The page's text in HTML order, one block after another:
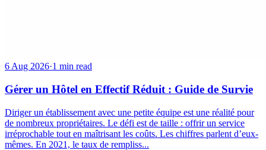
6 Aug 2026·1 min read
Gérer un Hôtel en Effectif Réduit : Guide de Survie
Diriger un établissement avec une petite équipe est une réalité pour
de nombreux propriétaires. Le défi est de taille : offrir un service
irréprochable tout en maîtrisant les coûts. Les chiffres parlent d’eux-
mêmes. En 2021, le taux de rempliss...